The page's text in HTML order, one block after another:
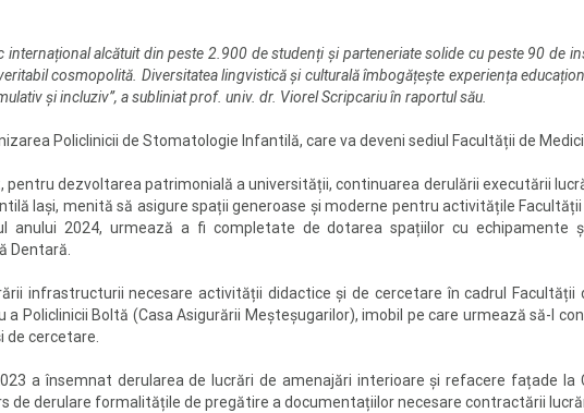
internațional alcătuit din peste 2.900 de studenți și parteneriate solide cu peste 90 de
cosmopolită. Diversitatea lingvistică și culturală îmbogățește experiența
și incluziv”, a subliniat prof. univ. dr. Viorel Scripcariu în raportul său.
Policlinicii de Stomatologie Infantilă, care va deveni sediul Facultății de
pentru dezvoltarea patrimonială a universității, continuarea derulării executării
Iaşi, menită să asigure spații generoase și moderne pentru activitățile
anului 2024, urmează a fi completate de dotarea spațiilor cu echipamente
Dentară.
infrastructurii necesare activității didactice și de cercetare în cadrul
a Policlinicii Boltă (Casa Asigurării Meșteșugarilor), imobil pe care urmează să-l
cercetare.
a însemnat derularea de lucrări de amenajări interioare și refacere fațade la
de derulare formalitățile de pregătire a documentațiilor necesare contractării